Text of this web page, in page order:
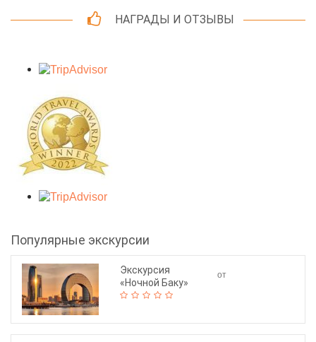
НАГРАДЫ И ОТЗЫВЫ
Популярные экскурсии
Экскурсия
«Ночной Баку»
от